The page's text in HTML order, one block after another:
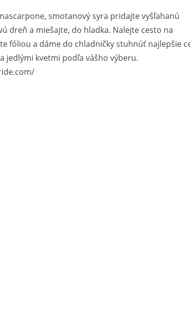
smotanový syra pridajte vyšľahanú
dreň a miešajte, do hladka. Nalejte cesto na
fóliou a dáme do chladničky stuhnúť najlepšie
jedlými kvetmi podľa vášho výberu.